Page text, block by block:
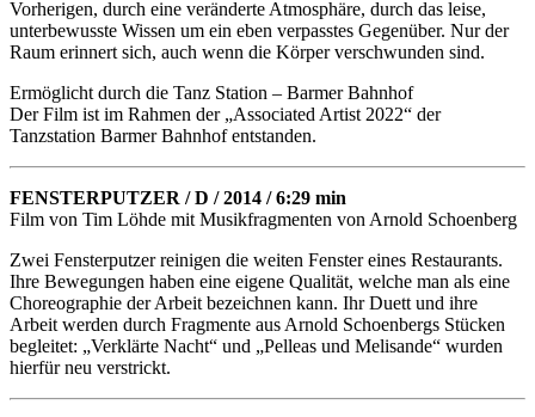
Vorherigen, durch eine veränderte Atmosphäre, durch das leise,
unterbewusste Wissen um ein eben verpasstes Gegenüber. Nur der
Raum erinnert sich, auch wenn die Körper verschwunden sind.
Ermöglicht durch die Tanz Station – Barmer Bahnhof
Der Film ist im Rahmen der „Associated Artist 2022“ der
Tanzstation Barmer Bahnhof entstanden.
FENSTERPUTZER / D / 2014 / 6:29 min
Film von Tim Löhde mit Musikfragmenten von Arnold Schoenberg
Zwei Fensterputzer reinigen die weiten Fenster eines Restaurants.
Ihre Bewegungen haben eine eigene Qualität, welche man als eine
Choreographie der Arbeit bezeichnen kann. Ihr Duett und ihre
Arbeit werden durch Fragmente aus Arnold Schoenbergs Stücken
begleitet: „Verklärte Nacht“ und „Pelleas und Melisande“ wurden
hierfür neu verstrickt.